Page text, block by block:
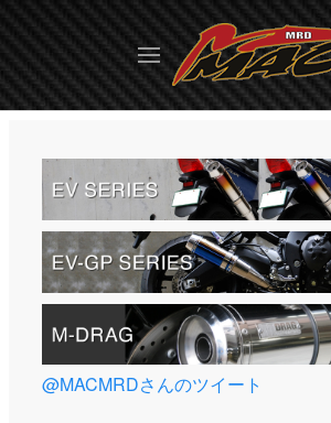
@MACMRDさんのツイート